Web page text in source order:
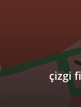
çizgi